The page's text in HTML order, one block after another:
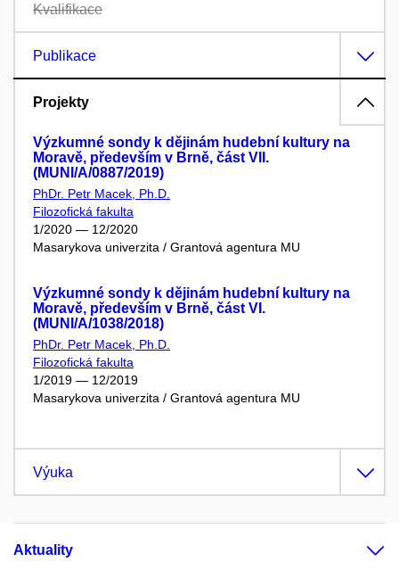
Kvalifikace
Publikace
Projekty
Výzkumné sondy k dějinám hudební kultury na
Moravě, především v Brně, část VII.
(MUNI/A/0887/2019)
PhDr. Petr Macek, Ph.D.
Filozofická fakulta
1/2020 — 12/2020
Masarykova univerzita / Grantová agentura MU
Výzkumné sondy k dějinám hudební kultury na
Moravě, především v Brně, část VI.
(MUNI/A/1038/2018)
PhDr. Petr Macek, Ph.D.
Filozofická fakulta
1/2019 — 12/2019
Masarykova univerzita / Grantová agentura MU
Výuka
Aktuality